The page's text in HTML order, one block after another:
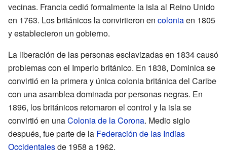
vecinas. Francia cedió formalmente la isla al Reino Unido
en 1763. Los británicos la convirtieron en coloniaen 1805
y establecieron un gobierno.
La liberación de las personas esclavizadas en 1834 causó
problemas con el Imperio británico. En 1838, Dominica se
convirtió en la primera y única colonia británica del Caribe
con una asamblea dominada por personas negras. En
1896, los británicos retomaron el control y la isla se
convirtió en unaColonia de la Corona. Medio siglo
después, fue parte de la Federación de las Indias
Occidentalesde 1958 a 1962.